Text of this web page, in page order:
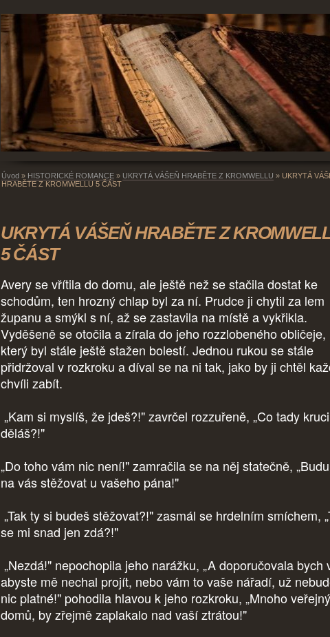
Úvod » HISTORICKÉ ROMANCE » UKRYTÁ VÁŠEŇ HRABĚTE Z KROMWELLU » UKRYTÁ
HRABĚTE Z KROMWELLU 5 ČÁST
UKRYTÁ VÁŠEŇ HRABĚTE Z
5 ČÁST
Avery se vřítila do domu, ale ještě než se stačila dostat ke
schodům, ten hrozný chlap byl za ní. Prudce ji chytil za lem
županu a smýkl s ní, až se zastavila na místě a vykřikla.
Vyděšeně se otočila a zírala do jeho rozzlobeného obličeje,
který byl stále ještě stažen bolestí. Jednou rukou se stále
přidržoval v rozkroku a díval se na ni tak, jako by ji chtěl
chvíli zabít.
„Kam si myslíš, že jdeš?!" zavrčel rozzuřeně, „Co tady kruci
děláš?!"
„Do toho vám nic není!" zamračila se na něj statečně,
na vás stěžovat u vašeho pána!"
„Tak ty si budeš stěžovat?!" zasmál se hrdelním smíchem,
se mi snad jen zdá?!"
„Nezdá!" nepochopila jeho narážku, „A doporučovala bych
abyste mě nechal projít, nebo vám to vaše nářadí, už
nic platné!" pohodila hlavou k jeho rozkroku, „Mnoho
domů, by zřejmě zaplakalo nad vaší ztrátou!"